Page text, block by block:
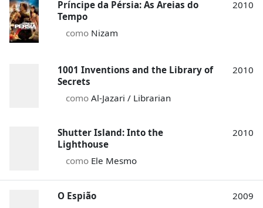
Príncipe da Pérsia: As Areias do
Tempo
como Nizam
2010
1001 Inventions and the Library of
Secrets
como Al-Jazari / Librarian
2010
Shutter Island: Into the
Lighthouse
como Ele Mesmo
2010
O Espião
2009